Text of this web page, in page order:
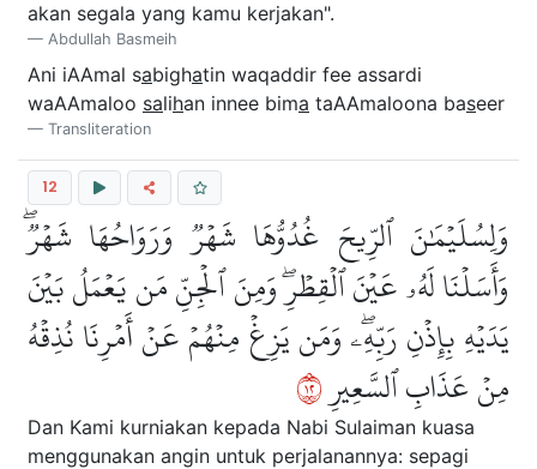
akan segala yang kamu kerjakan".
Abdullah Basmeih
Ani iAAmal sabighatin waqaddir fee assardi
waAAmaloo salihan innee bima taAAmaloona baseer
Transliteration
12
وَلِسُلَيۡمَٰنَ ٱلرِّيحَ غُدُوُّهَا شَهۡرٞ وَرَوَاحُهَا شَهۡرٞۖ
وَأَسَلۡنَا لَهُۥ عَيۡنَ ٱلۡقِطۡرِۖ وَمِنَ ٱلۡجِنِّ مَن يَعۡمَلُ بَيۡنَ
يَدَيۡهِ بِإِذۡنِ رَبِّهِۦۖ وَمَن يَزِغۡ مِنۡهُمۡ عَنۡ أَمۡرِنَا نُذِقۡهُ
مِنۡ عَذَابِ ٱلسَّعِيرِ٢١
Dan Kami kurniakan kepada Nabi Sulaiman kuasa
menggunakan angin untuk perjalanannya: sepagi